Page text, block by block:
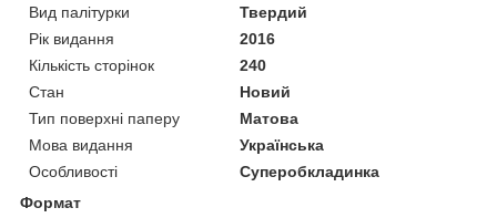
Вид палітурки
Твердий
Рік видання
2016
Кількість сторінок
240
Стан
Новий
Тип поверхні паперу
Матова
Мова видання
Українська
Особливості
Суперобкладинка
Формат